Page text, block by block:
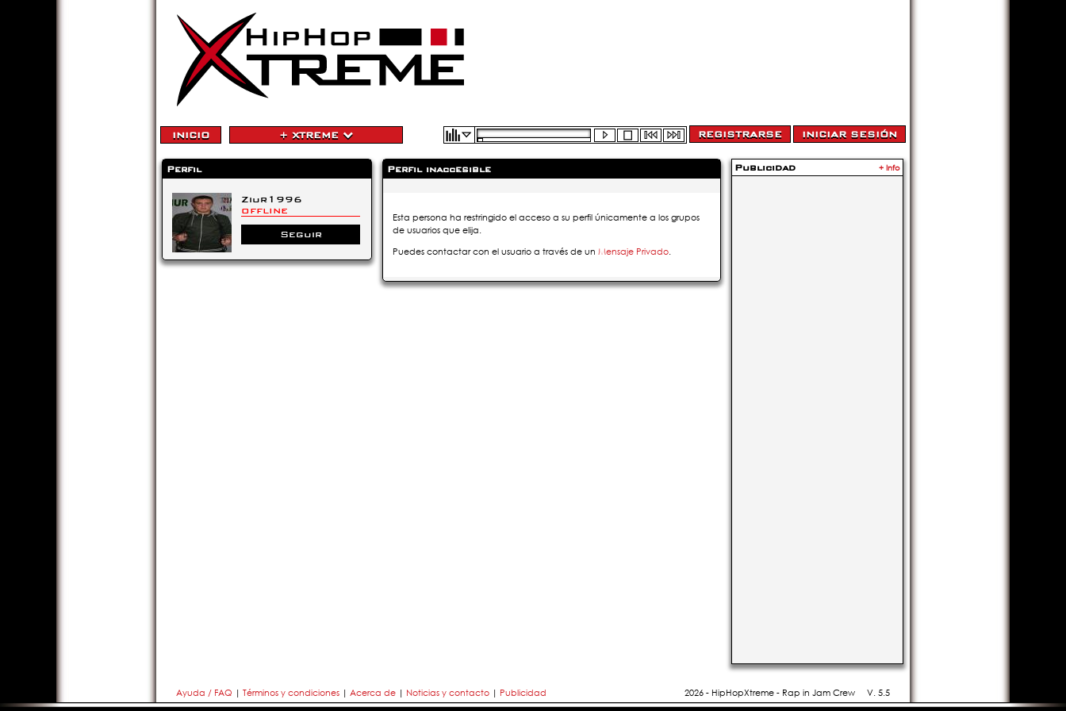
INICIO + XTREME
Perfil
Ziur1996
OFFLINE
Seguir
Perfil inaccesible
Esta persona ha restringido el acceso a su perfil únicamente a los grupos
de usuarios que elija.
Puedes contactar con el usuario a través de un Mensaje Privado.
Publicidad + Info
Ayuda / FAQ | Términos y condiciones | Acerca de | Noticias y contacto | Publicidad V. 5.5
2026 - HipHopXtreme - Rap in Jam Crew